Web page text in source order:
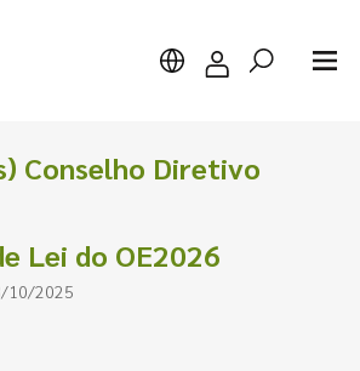
Conselho Diretivo
Lei do OE2026
10/2025